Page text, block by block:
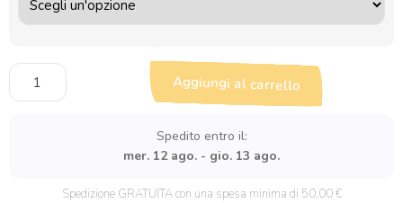
Sagoma
in
Aggiungi al carrello
Spedito entro il:
mer. 12 ago. - gio. 13 ago.
Spedizione GRATUITA con una spesa minima di 50,00 €